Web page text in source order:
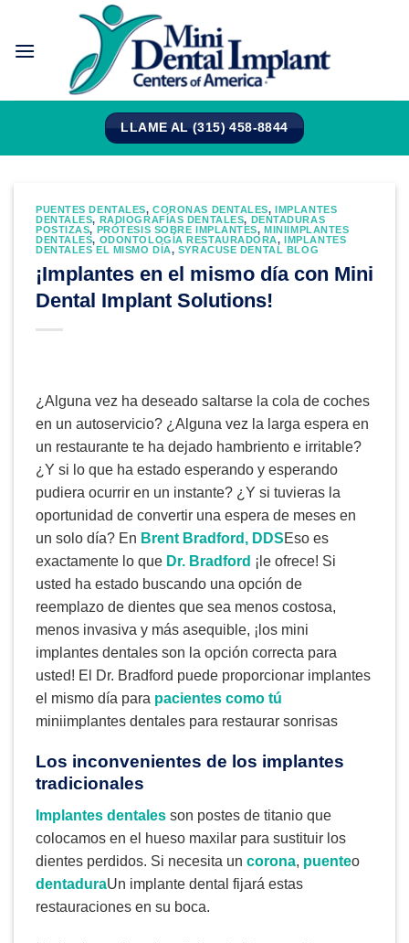
contenido
LLAME AL (315) 458-8844
PUENTES DENTALES,CORONAS DENTALES,IMPLANTES
DENTALES, RADIOGRAFÍAS DENTALES, DENTADURAS
POSTIZAS, PRÓTESIS SOBRE IMPLANTES,MINIIMPLANTES
DENTALES, ODONTOLOGÍA RESTAURADORA,IMPLANTES
DENTALES EL MISMO DÍA, SYRACUSE DENTAL BLOG
¡Implantes en el mismo día con Mini
Dental Implant Solutions!
¿Alguna vez ha deseado saltarse la cola de coches
en un autoservicio? ¿Alguna vez la larga espera en
un restaurante te ha dejado hambriento e irritable?
¿Y si lo que ha estado esperando y esperando
pudiera ocurrir en un instante? ¿Y si tuvieras la
oportunidad de convertir una espera de meses en
un solo día? En Brent Bradford, DDSEso es
exactamente lo que Dr. Bradford ¡le ofrece! Si
usted ha estado buscando una opción de
reemplazo de dientes que sea menos costosa,
menos invasiva y más asequible, ¡los mini
implantes dentales son la opción correcta para
usted! El Dr. Bradford puede proporcionar implantes
el mismo día para pacientes como tú
miniimplantes dentales para restaurar sonrisas
Los inconvenientes de los implantes
tradicionales
Implantes dentales son postes de titanio que
colocamos en el hueso maxilar para sustituir los
dientes perdidos. Si necesita un corona, puenteo
dentaduraUn implante dental fijará estas
restauraciones en su boca.